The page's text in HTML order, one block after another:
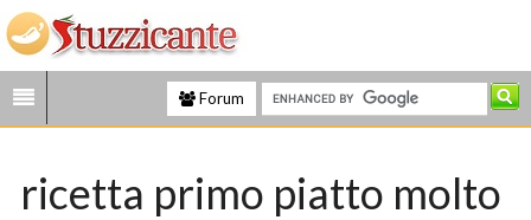
Forum
ricetta primo piatto molto